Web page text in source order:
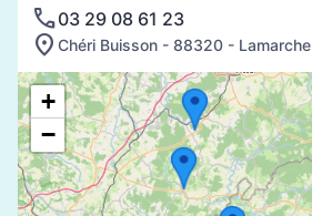
03 29 08 61 23
Chéri Buisson - 88320 - Lamarche
+
−